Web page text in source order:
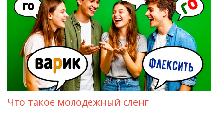
Что такое молодежный сленг